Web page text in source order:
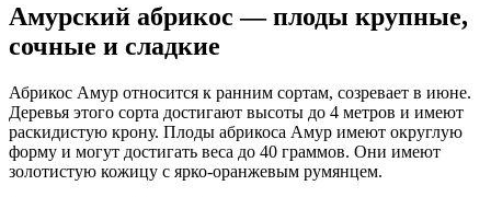
Амурский абрикос — плоды крупные,
сочные и сладкие
Абрикос Амур относится к ранним сортам, созревает в июне.
Деревья этого сорта достигают высоты до 4 метров и имеют
раскидистую крону. Плоды абрикоса Амур имеют округлую
форму и могут достигать веса до 40 граммов. Они имеют
золотистую кожицу с ярко-оранжевым румянцем.